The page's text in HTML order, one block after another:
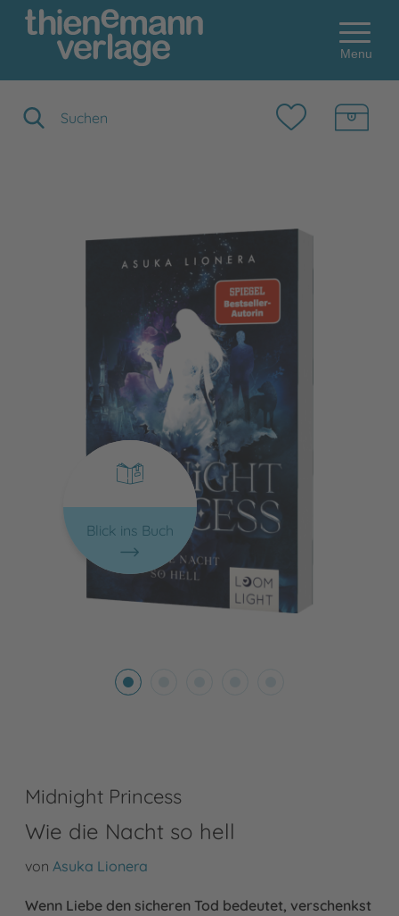
Menu
Blick ins Buch
Midnight Princess
Wie die Nacht so hell
von Asuka Lionera
Wenn Liebe den sicheren Tod bedeutet, verschenkst